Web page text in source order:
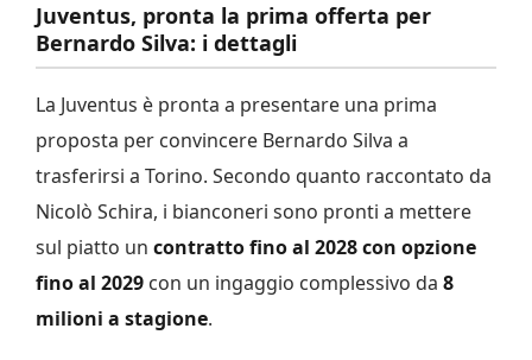
Juventus, pronta la prima offerta per
Bernardo Silva: i dettagli
La Juventus è pronta a presentare una prima
proposta per convincere Bernardo Silva a
trasferirsi a Torino. Secondo quanto raccontato da
Nicolò Schira, i bianconeri sono pronti a mettere
sul piatto un contratto fino al 2028 con opzione
fino al 2029 con un ingaggio complessivo da 8
milioni a stagione.